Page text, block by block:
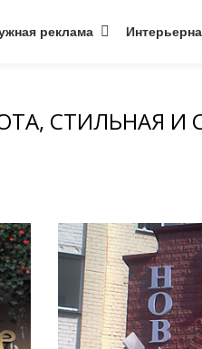
реклама
СТИЛЬНАЯ И